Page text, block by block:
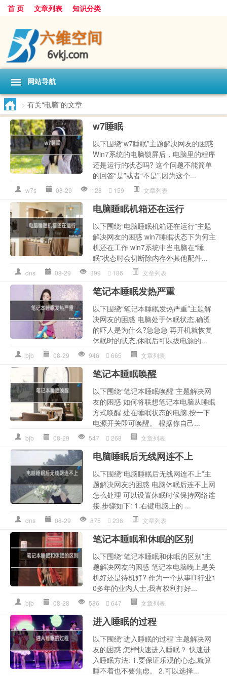
首 页 文章列表 知识分类
网站导航
> 有关“电脑”的文章
w7睡眠
以下围绕“w7睡眠”主题解决网友的困惑
Win7系统的电脑锁屏后，电脑里的程序
还是运行的状态吗? 这个问题不能简单
的回答“是”或者“不是”,因为这个...
w7s 08-29 128 159 文章列表
电脑睡眠机箱还在运行
以下围绕“电脑睡眠机箱还在运行”主题
解决网友的困惑 win7睡眠状态下为何主
机还在工作 win7系统中当电脑在“睡
眠”状态时会切断除内存外其他配件...
dns 08-29 399 186 文章列表
笔记本睡眠发热严重
以下围绕“笔记本睡眠发热严重”主题解
决网友的困惑 电脑处于休眠状态,确烫
的吓人是为什么?急急急 再开机就恢复
休眠时的状态,休眠后可以拔电源的...
bjb 08-29 946 665 文章列表
笔记本睡眠唤醒
以下围绕“笔记本睡眠唤醒”主题解决网
友的困惑 如何将联想笔记本电脑从睡眠
方式唤醒 处在睡眠状态的电脑,按一下
电源开关即可唤醒。 根据你自己...
bjb 08-29 547 268 文章列表
电脑睡眠后无线网连不上
以下围绕“电脑睡眠后无线网连不上”主
题解决网友的困惑 电脑休眠后连不上网
怎么处理 可以设置休眠时候保持网络连
接,步骤如下: 1.右键电脑上的 ...
dns 08-29 875 236 文章列表
笔记本睡眠和休眠的区别
以下围绕“笔记本睡眠和休眠的区别”主
题解决网友的困惑 笔记本电脑晚上是关
机好还是待机好? 作为一个从事IT行业1
0多年的业内人士,我有权利打好...
bjb 08-28 586 647 文章列表
进入睡眠的过程
以下围绕“进入睡眠的过程”主题解决网
友的困惑 怎样快速进入睡眠？ 快速进
入睡眠方法: 1.要保证乐观的心态,就算
睡不着也不要焦虑。 2.可以选择...